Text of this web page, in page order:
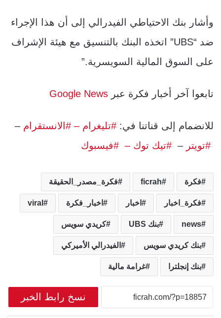
وأشار بنك الاحتياطي الفيدرالي إلى أن هذا الإجراء
ضد “UBS” اتخذه البنك بالتنسيق مع هيئة الإشراف
على السوق المالية السويسرية.”
تابعوا آخر أخبار فكرة عبر Google News
للانضمام إلى قناتنا في: #تليغرام– #الانستقرام –
#تويتر – #تيك توك – #فيسبوك
فكرة ficrah فكرة_مصدر_الحقيقة
فكرة_اخبار اخبار اخبار_فكرة viral
news بنك UBS كريدي سويس
بنك كريدي سويس الفيدرالي الأميركي
بنك إنجلترا غرامة مالية
نسخ رابط الخبر